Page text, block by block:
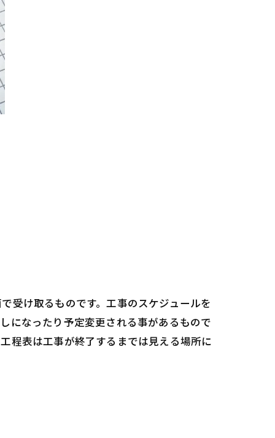
受け取るものです。工事のスケジュールを
になったり予定変更される事があるもので
程表は工事が終了するまでは見える場所に